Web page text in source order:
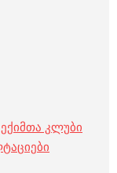
ექიმთა კლუბი